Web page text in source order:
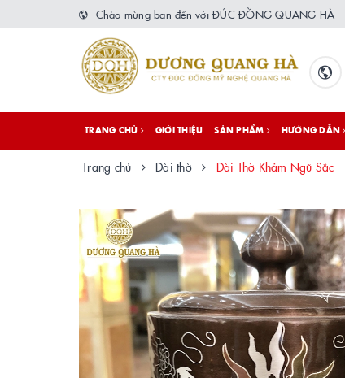
Chào mừng bạn đến với ĐÚC ĐỒNG QUANG HÀ
TRANG CHỦ GIỚI THIỆU SẢN PHẨM HƯỚNG DẪN
Trang chủ Đài thờ Đài Thờ Khảm Ngũ Sắc